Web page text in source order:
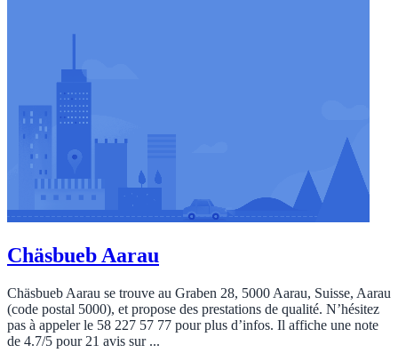
Chäsbueb Aarau
Chäsbueb Aarau se trouve au Graben 28, 5000 Aarau, Suisse, Aarau
(code postal 5000), et propose des prestations de qualité. N’hésitez
pas à appeler le 58 227 57 77 pour plus d’infos. Il affiche une note
de 4.7/5 pour 21 avis sur ...